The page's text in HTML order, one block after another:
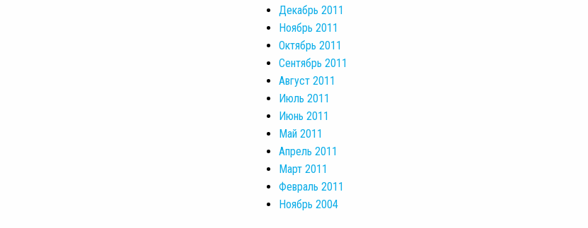
Декабрь 2011
Ноябрь 2011
Октябрь 2011
Сентябрь 2011
Август 2011
Июль 2011
Июнь 2011
Май 2011
Апрель 2011
Март 2011
Февраль 2011
Ноябрь 2004